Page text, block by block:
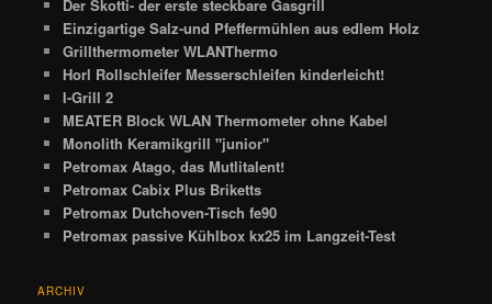
Der Skotti- der erste steckbare Gasgrill
Einzigartige Salz-und Pfeffermühlen aus edlem Holz
Grillthermometer WLANThermo
Horl Rollschleifer Messerschleifen kinderleicht!
I-Grill 2
MEATER Block WLAN Thermometer ohne Kabel
Monolith Keramikgrill "junior"
Petromax Atago, das Mutlitalent!
Petromax Cabix Plus Briketts
Petromax Dutchoven-Tisch fe90
Petromax passive Kühlbox kx25 im Langzeit-Test
ARCHIV